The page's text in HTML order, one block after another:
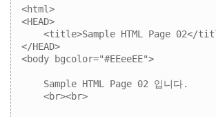
<html>
<HEAD>
<title>Sample HTML Page 02</
</HEAD>
<body bgcolor="#EEeeEE">
    Sample HTML Page 02 입니다.
    <br><br>